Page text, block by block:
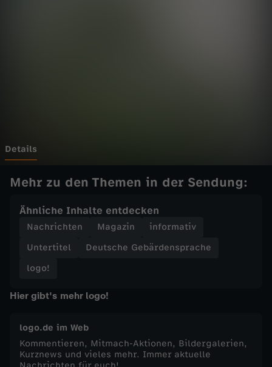
o
m
D
i
e
n
s
t
Details
Mehr zu den Themen in der Sendung:
Ähnliche Inhalte entdecken
Nachrichten Magazin
informativ
Untertitel
Deutsche Gebärdensprache
logo!
Hier gibt's mehr logo!
logo.de im Web
Kommentieren, Mitmach-Aktionen, Bildergalerien,
Kurznews und vieles mehr. Immer aktuelle